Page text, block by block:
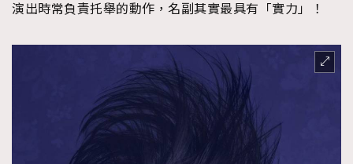
演出時常負責托舉的動作，名副其實最具有「實力」！